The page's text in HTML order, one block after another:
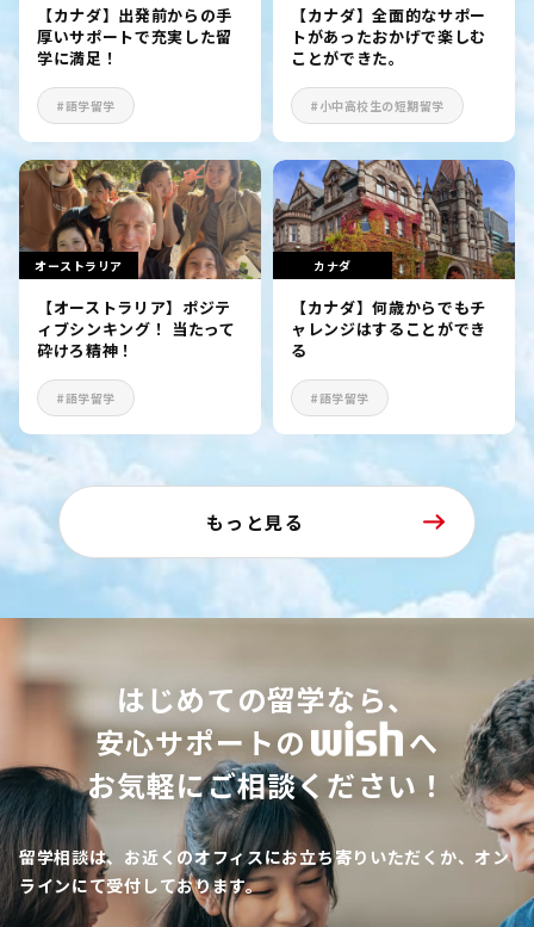
【カナダ】出発前からの手
厚いサポートで充実した留
学に満足！
#語学留学
【カナダ】全面的なサポー
トがあったおかげで楽しむ
ことができた。
#小中高校生の短期留学
オーストラリア
【オーストラリア】ポジテ
ィブシンキング！ 当たって
砕けろ精神！
#語学留学
カナダ
【カナダ】何歳からでもチ
ャレンジはすることができ
る
#語学留学
もっと見る
はじめての留学なら、
安心サポートの
へ
お気軽にご相談ください！
留学相談は、お近くのオフィスにお立ち寄りいただくか、オン
ラインにて受付しております。